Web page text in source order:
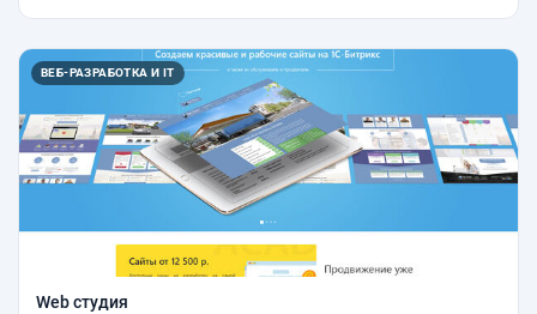
ВЕБ-РАЗРАБОТКА И IT
Web студия